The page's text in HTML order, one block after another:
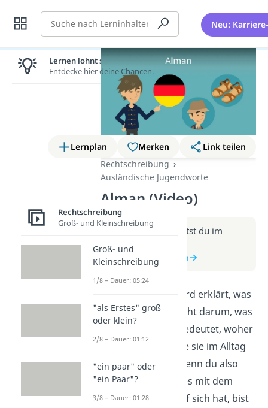
Suche Neu:
Lernplan Merken
Link teilen
Rechtschreibung
Ausländische Jugendworte
Alman (Video)
Weitere Infos erhältst du im
Beitrag zum Video
zum Beitrag: Alman
In diesem Video wird erklärt, was
ein Alman ist. Es geht darum, was
die Bezeichnung bedeutet, woher
sie stammt und wie sie im Alltag
verwendet wird. Wenn du also
wissen willst, was es mit dem
Begriff "Alman" auf sich hat, bist
Lernen lohnt sich!
Entdecke hier deine Chancen.
Rechtschreibung
Groß- und Kleinschreibung
Groß- und
Kleinschreibung
1/8 – Dauer: 05:24
"als Erstes" groß
oder klein?
2/8 – Dauer: 01:12
"ein paar" oder
"ein Paar"?
3/8 – Dauer: 01:28